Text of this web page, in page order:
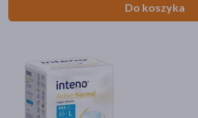
Do koszyka